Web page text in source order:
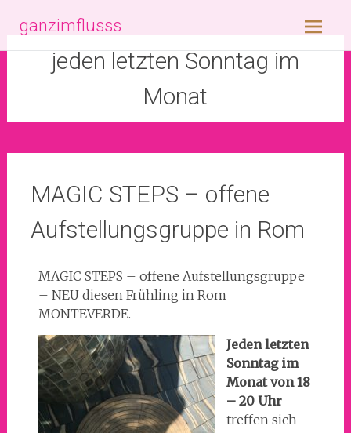
ganzimflusss
jeden letzten Sonntag im
Monat
MAGIC STEPS – offene
Aufstellungsgruppe in Rom
MAGIC STEPS – offene Aufstellungsgruppe
– NEU diesen Frühling in Rom
MONTEVERDE.
Jeden letzten
Sonntag im
Monat von 18
– 20 Uhr
treffen sich